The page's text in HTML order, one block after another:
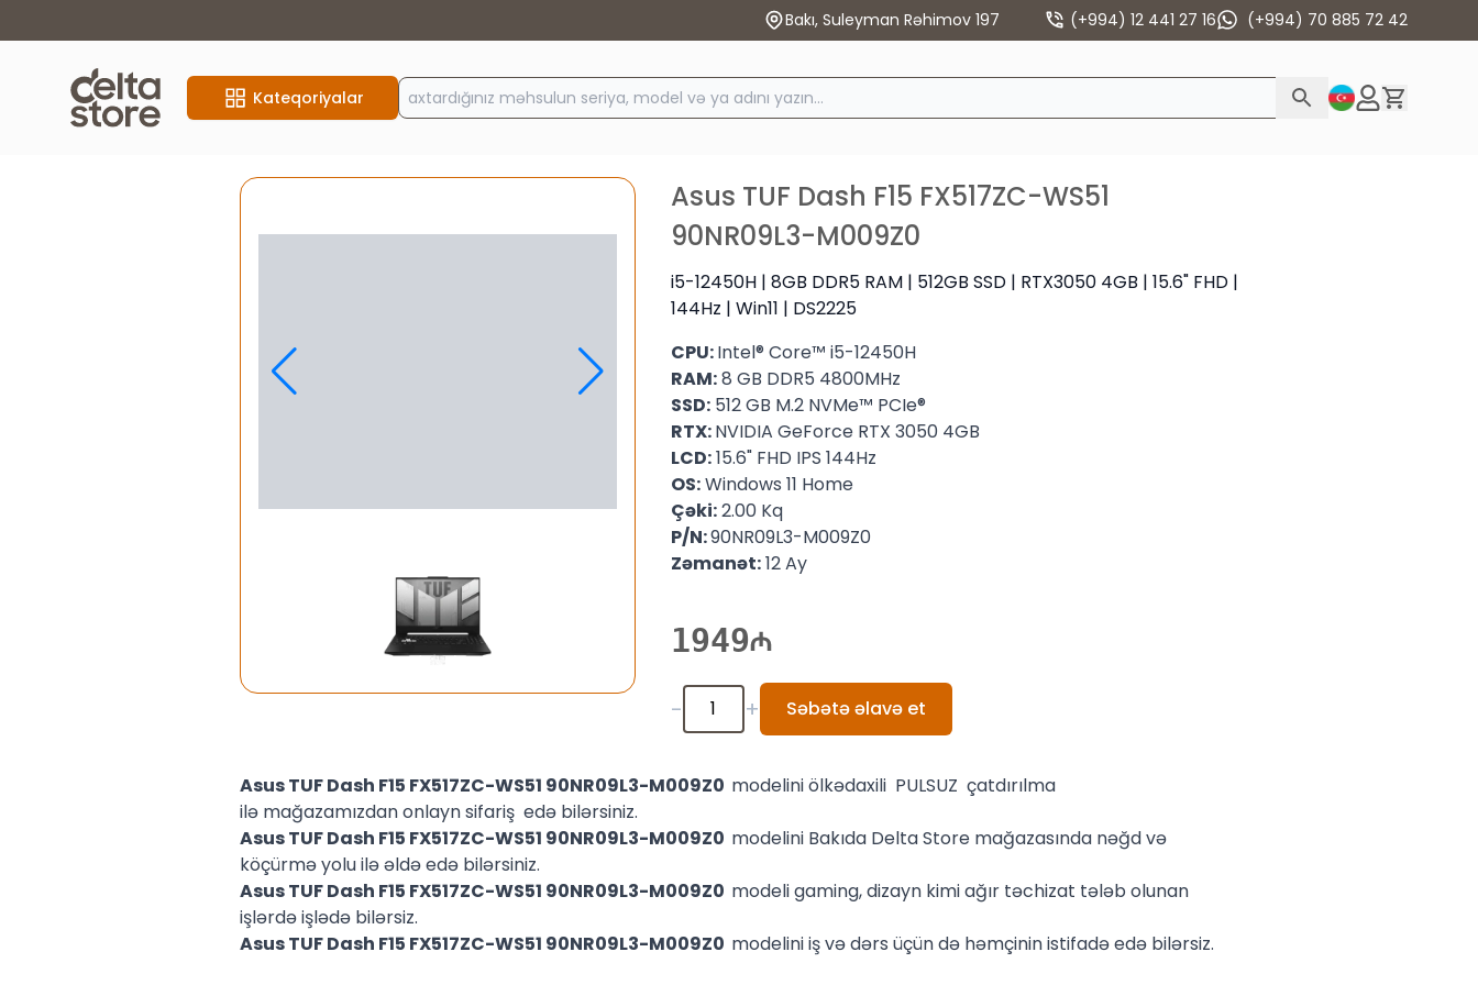
Bakı, Suleyman Rəhimov 197 (+994) 12 441 27 16 (+994) 70 885 72 42
Kateqoriyalar
Asus TUF Dash F15 FX517ZC-WS51
90NR09L3-M009Z0
i5-12450H | 8GB DDR5 RAM | 512GB SSD | RTX3050 4GB | 15.6" FHD |
144Hz | Win11 | DS2225
CPU:Intel® Core™ i5-12450H
RAM:8 GB DDR5 4800MHz
SSD:512 GB M.2 NVMe™ PCIe®
RTX:NVIDIA GeForce RTX 3050 4GB
LCD:15.6" FHD IPS 144Hz
OS:Windows 11 Home
Çəki:2.00 Kq
P/N:90NR09L3-M009Z0
Zəmanət:12 Ay
1949
- + Səbətə əlavə et
Asus TUF Dash F15 FX517ZC-WS51 90NR09L3-M009Z0 modelini ölkədaxili PULSUZ çatdırılma
ilə mağazamızdan onlayn sifariş edə bilərsiniz.
Asus TUF Dash F15 FX517ZC-WS51 90NR09L3-M009Z0 modelini Bakıda Delta Store mağazasında nəğd və
köçürmə yolu ilə əldə edə bilərsiniz.
Asus TUF Dash F15 FX517ZC-WS51 90NR09L3-M009Z0 modeli gaming, dizayn kimi ağır təchizat tələb olunan
işlərdə işlədə bilərsiz.
Asus TUF Dash F15 FX517ZC-WS51 90NR09L3-M009Z0 modelini iş və dərs üçün də həmçinin istifadə edə bilərsiz.